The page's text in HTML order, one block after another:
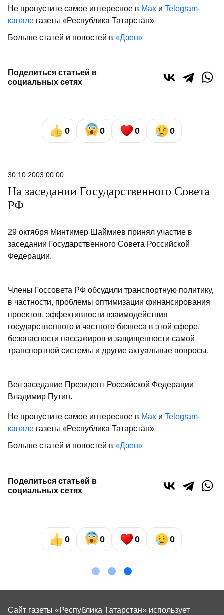
Не пропустите самое интересное в Max и Telegram-
канале газеты «Республика Татарстан»
Больше статей и новостей в «Дзен»
Поделиться статьей в
социальных сетях
0 0 0 0
30.10.2003 00:00
На заседании Государственного Совета
РФ
29 октября Минтимер Шаймиев принял участие в
заседании Государственного Совета Российской
Федерации.
Члены Госсовета РФ обсудили транспортную политику,
в частности, проблемы оптимизации финансирования
проектов, эффективности взаимодействия
государственного и частного бизнеса в этой сфере,
безопасности пассажиров и защищенности самой
транспортной системы и другие актуальные вопросы.
Вел заседание Президент Российской Федерации
Владимир Путин.
Не пропустите самое интересное в Max и Telegram-
канале газеты «Республика Татарстан»
Больше статей и новостей в «Дзен»
Поделиться статьей в
социальных сетях
0 0 0 0
Сайт газеты «Республика Татарстан» использует